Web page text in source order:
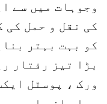
وجوہات میں سے
کی نقل و حمل کی
کو بہت بہتر
بڑا تیز رفتار
ورک ، پوسٹل